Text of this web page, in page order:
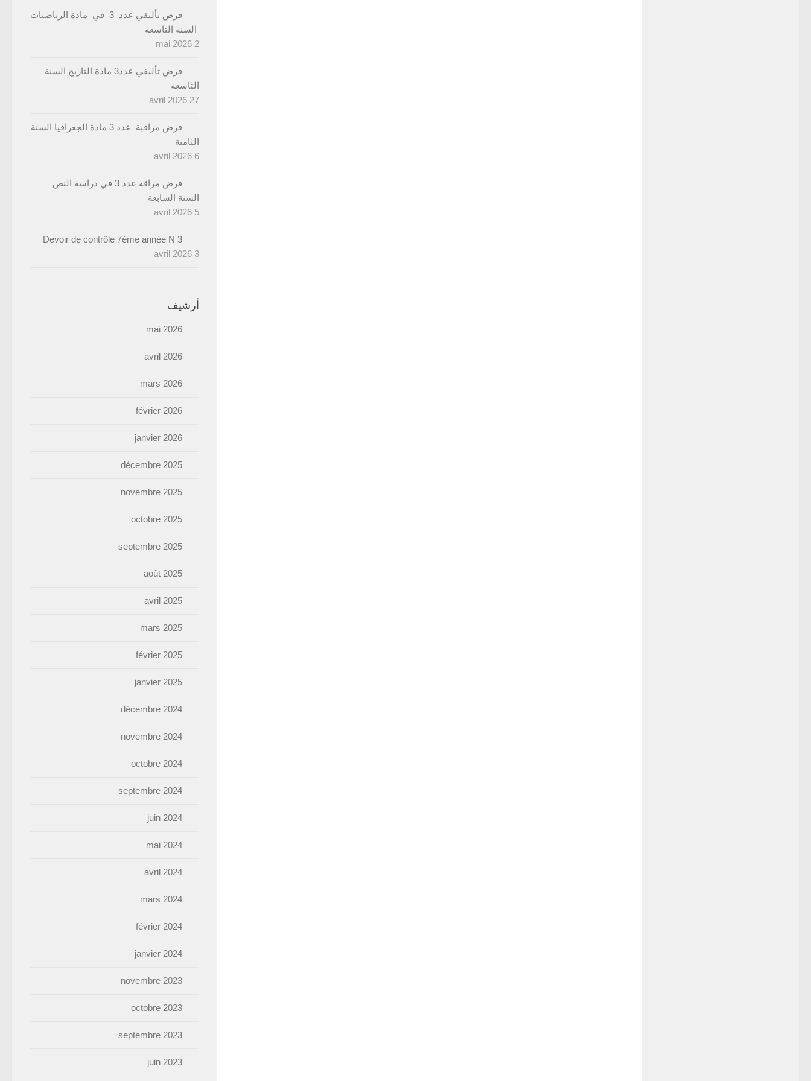
فرض تأليفي عدد 3 في مادة الرياضيات
السنة التاسعة
2 mai 2026
فرض تأليفي عدد3 مادة التاريخ السنة
التاسعة
27 avril 2026
فرض مراقبة عدد 3 مادة الجغرافيا السنة
الثامنة
6 avril 2026
فرض مراقة عدد 3 في دراسة النص
السنة السابعة
5 avril 2026
Devoir de contrôle 7ème année N 3
3 avril 2026
أرشيف
mai 2026
avril 2026
mars 2026
février 2026
janvier 2026
décembre 2025
novembre 2025
octobre 2025
septembre 2025
août 2025
avril 2025
mars 2025
février 2025
janvier 2025
décembre 2024
novembre 2024
octobre 2024
septembre 2024
juin 2024
mai 2024
avril 2024
mars 2024
février 2024
janvier 2024
novembre 2023
octobre 2023
septembre 2023
juin 2023